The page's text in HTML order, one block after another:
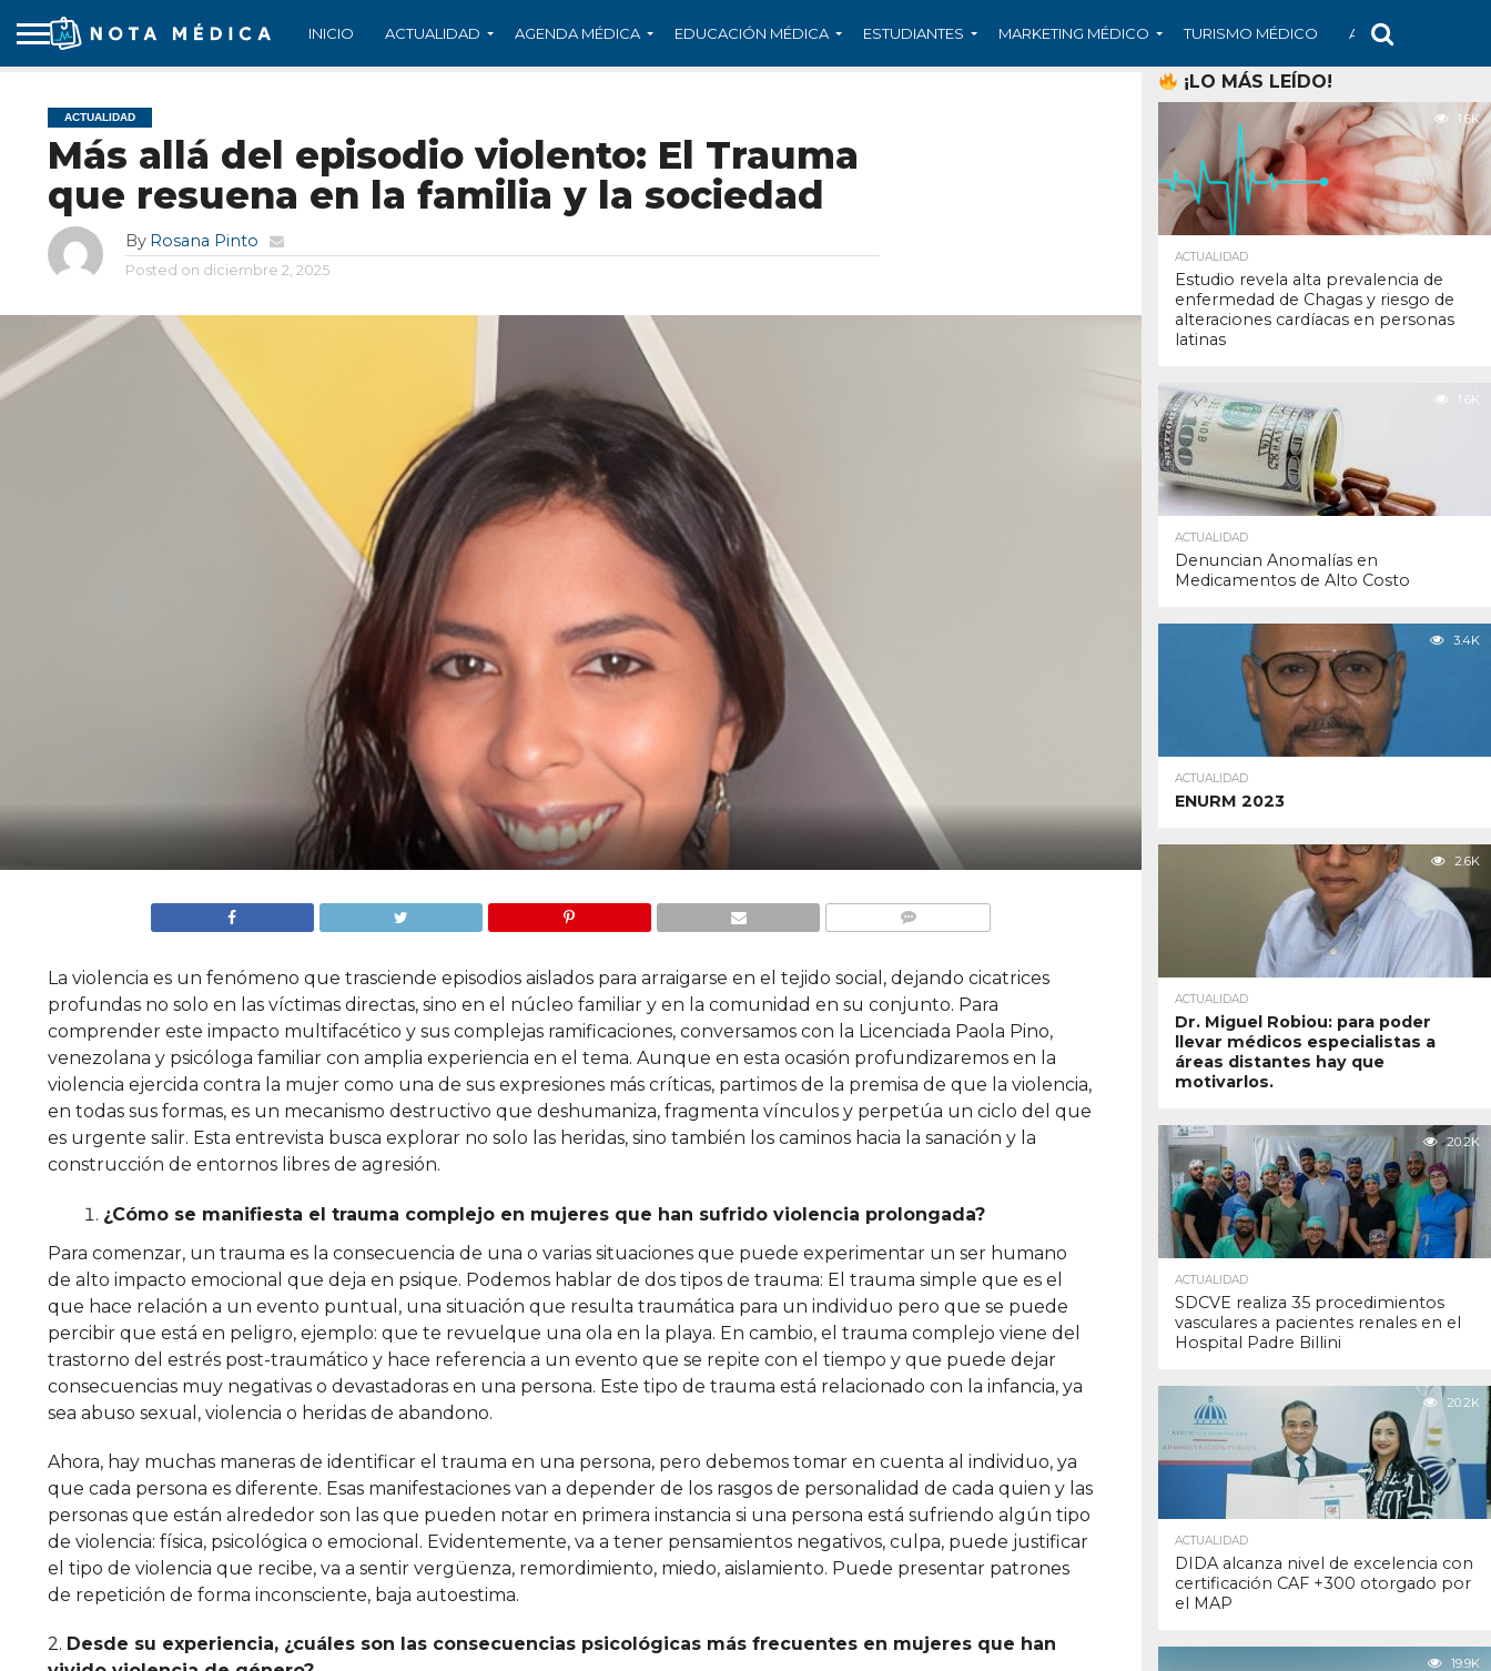
INICIO ACTUALIDAD AGENDA MÉDICA EDUCACIÓN MÉDICA ESTUDIANTES MARKETING MÉDICO TURISMO MÉDICO ARS
ACTUALIDAD
Más allá del episodio violento: El Trauma
que resuena en la familia y la sociedad
By Rosana Pinto
Posted on diciembre 2, 2025
La violencia es un fenómeno que trasciende episodios aislados para arraigarse en el tejido social, dejando cicatrices
profundas no solo en las víctimas directas, sino en el núcleo familiar y en la comunidad en su conjunto. Para
comprender este impacto multifacético y sus complejas ramificaciones, conversamos con la Licenciada Paola Pino,
venezolana y psicóloga familiar con amplia experiencia en el tema. Aunque en esta ocasión profundizaremos en la
violencia ejercida contra la mujer como una de sus expresiones más críticas, partimos de la premisa de que la violencia,
en todas sus formas, es un mecanismo destructivo que deshumaniza, fragmenta vínculos y perpetúa un ciclo del que
es urgente salir. Esta entrevista busca explorar no solo las heridas, sino también los caminos hacia la sanación y la
construcción de entornos libres de agresión.
¿Cómo se manifiesta el trauma complejo en mujeres que han sufrido violencia prolongada?
Para comenzar, un trauma es la consecuencia de una o varias situaciones que puede experimentar un ser humano
de alto impacto emocional que deja en psique. Podemos hablar de dos tipos de trauma: El trauma simple que es el
que hace relación a un evento puntual, una situación que resulta traumática para un individuo pero que se puede
percibir que está en peligro, ejemplo: que te revuelque una ola en la playa. En cambio, el trauma complejo viene del
trastorno del estrés post-traumático y hace referencia a un evento que se repite con el tiempo y que puede dejar
consecuencias muy negativas o devastadoras en una persona. Este tipo de trauma está relacionado con la infancia, ya
sea abuso sexual, violencia o heridas de abandono.
Ahora, hay muchas maneras de identificar el trauma en una persona, pero debemos tomar en cuenta al individuo, ya
que cada persona es diferente. Esas manifestaciones van a depender de los rasgos de personalidad de cada quien y las
personas que están alrededor son las que pueden notar en primera instancia si una persona está sufriendo algún tipo
de violencia: física, psicológica o emocional. Evidentemente, va a tener pensamientos negativos, culpa, puede justificar
el tipo de violencia que recibe, va a sentir vergüenza, remordimiento, miedo, aislamiento. Puede presentar patrones
de repetición de forma inconsciente, baja autoestima.
2. Desde su experiencia, ¿cuáles son las consecuencias psicológicas más frecuentes en mujeres que han
¡LO MÁS LEÍDO!
1.6K
ACTUALIDAD
Estudio revela alta prevalencia de
enfermedad de Chagas y riesgo de
alteraciones cardíacas en personas
latinas
1.6K
ACTUALIDAD
Denuncian Anomalías en
Medicamentos de Alto Costo
3.4K
ACTUALIDAD
ENURM 2023
2.6K
ACTUALIDAD
Dr. Miguel Robiou: para poder
llevar médicos especialistas a
áreas distantes hay que
motivarlos.
20.2K
ACTUALIDAD
SDCVE realiza 35 procedimientos
vasculares a pacientes renales en el
Hospital Padre Billini
20.2K
ACTUALIDAD
DIDA alcanza nivel de excelencia con
certificación CAF +300 otorgado por
el MAP
19.9K